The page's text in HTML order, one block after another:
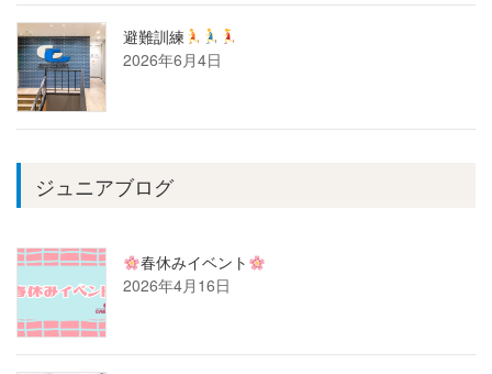
避難訓練
2026年6月4日
ジュニアブログ
春休みイベント
2026年4月16日